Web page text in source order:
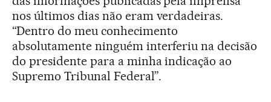
nos últimos dias não eram verdadeiras.
“Dentro do meu conhecimento
absolutamente ninguém interferiu na decisão
do presidente para a minha indicação ao
Supremo Tribunal Federal”.